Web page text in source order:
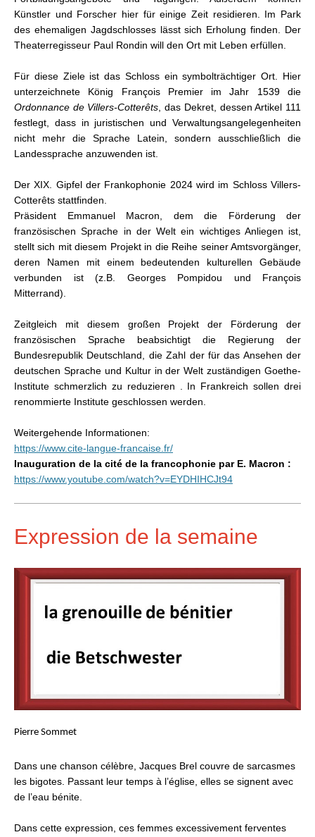
Künstler und Forscher hier für einige Zeit residieren. Im Park
des ehemaligen Jagdschlosses lässt sich Erholung finden. Der
Theaterregisseur Paul Rondin will den Ort mit Leben erfüllen.
Für diese Ziele ist das Schloss ein symbolträchtiger Ort. Hier
unterzeichnete König François Premier im Jahr 1539 die
Ordonnance de Villers-Cotterêts , das Dekret, dessen Artikel 111
festlegt, dass in juristischen und Verwaltungsangelegenheiten
nicht mehr die Sprache Latein, sondern ausschließlich die
Landessprache anzuwenden ist.
Der XIX. Gipfel der Frankophonie 2024 wird im Schloss Villers-
Cotterêts stattfinden.
Präsident Emmanuel Macron, dem die Förderung der
französischen Sprache in der Welt ein wichtiges Anliegen ist,
stellt sich mit diesem Projekt in die Reihe seiner Amtsvorgänger,
deren Namen
mit einem bedeutenden kulturellen Gebäude
verbunden ist (z.B. Georges Pompidou und François
Mitterrand).
Zeitgleich mit diesem großen Projekt der Förderung der
französischen Sprache beabsichtigt die Regierung der
Bundesrepublik Deutschland, die Zahl der für das Ansehen der
deutschen Sprache und Kultur in der Welt zuständigen Goethe-
Institute schmerzlich zu reduzieren . In Frankreich sollen drei
renommierte Institute geschlossen werden.
Weitergehende Informationen:
https://www.cite-langue-francaise.fr/
Inauguration de la cité de la francophonie par E. Macron :
https://www.youtube.com/watch?v=EYDHIHCJt94
Expression de la semaine
Pierre Sommet
Dans une chanson célèbre, Jacques Brel couvre de sarcasmes
les bigotes. Passant leur temps à l’église, elles se signent avec
de l’eau bénite.
Dans cette expression, ces femmes excessivement ferventes